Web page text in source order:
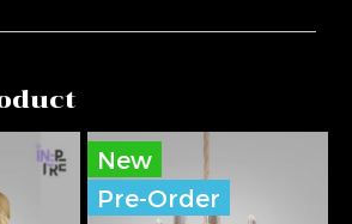
New
Pre-Order